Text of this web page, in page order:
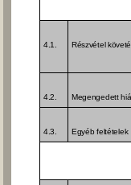
4.1. Részvétel
4.2. Megengedett
4.3. Egyéb feltételek